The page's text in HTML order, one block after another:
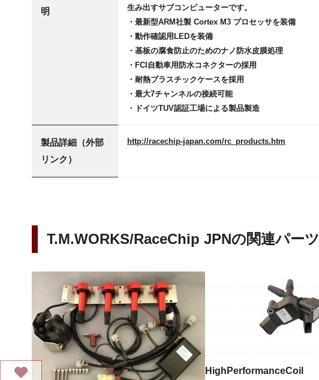
明
生み出すサブコンピューターです。
・最新型ARM社製 Cortex M3 プロセッサを装備
・動作確認用LEDを装備
・基板の腐食防止のためのナノ防水皮膜処理
・FCI自動車用防水コネクターの採用
・耐熱プラスチックケースを採用
・最大7チャンネルの接続可能
・ドイツTUV認証工場による製品製造
製品詳細（外部
リンク）
http://racechip-japan.com/rc_products.htm
T.M.WORKS/RaceChip JPNの関連パーツ
HighPerformanceCoil